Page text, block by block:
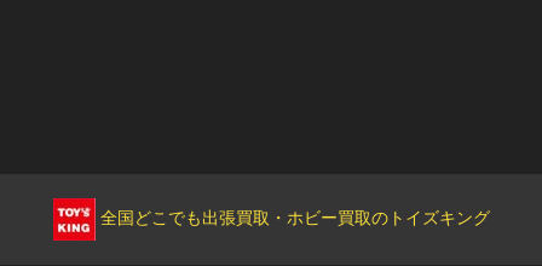
全国どこでも出張買取・ホビー買取のトイズキング